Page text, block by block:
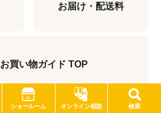
ショールーム オンライン相談 検索
お届け・配送料
お買い物ガイド TOP